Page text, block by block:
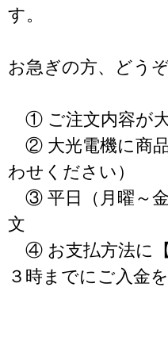
す。
お急ぎの方、どう
① ご注文内容が
② 大光電機に商
わせください）
③ 平日（月曜～金
文
④ お支払方法に【
３時までにご入金